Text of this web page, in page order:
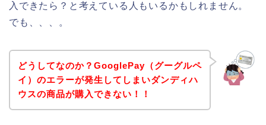
入できたら？と考えている人もいるかもしれません。
でも、、、。
どうしてなのか？GooglePay（グーグルペ
イ）のエラーが発生してしまいダンディハ
ウスの商品が購入できない！！